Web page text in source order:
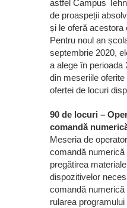
astfel Campus
de proaspeții
și le oferă acestora
Pentru noul an
septembrie 2020,
a alege în perioada
din meseriile
ofertei de locuri
90 de locuri –
comandă
Meseria de
comandă
pregătirea
dispozitivelor
comandă
rularea